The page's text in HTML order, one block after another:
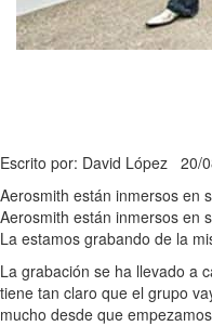
Escrito por: David López 20/
Aerosmith están inmersos en
Aerosmith están inmersos en
La estamos grabando de la
La grabación se ha llevado a
tiene tan claro que el grupo
mucho desde que